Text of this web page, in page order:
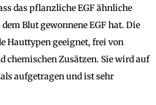
das pflanzliche EGF ähnliche
Blut gewonnene EGF hat. Die
Hauttypen geeignet, frei von
chemischen Zusätzen. Sie wird auf
aufgetragen und ist sehr